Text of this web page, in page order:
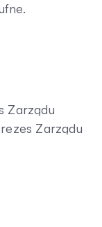
Zarządu
Zarządu